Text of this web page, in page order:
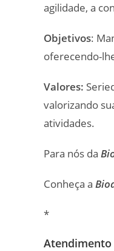
agilidade, a
Objetivos:
oferecendo-
Valores:
valorizando
atividades.
Para nós da
Conheça a
*